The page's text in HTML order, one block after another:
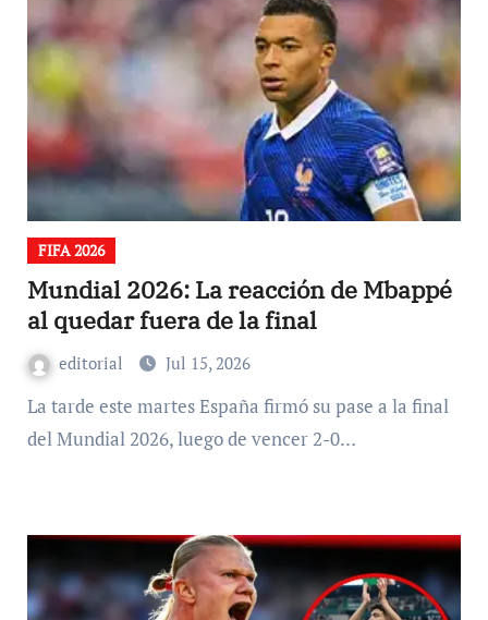
FIFA 2026
Mundial 2026: La reacción de Mbappé
al quedar fuera de la final
editorial Jul 15, 2026
La tarde este martes España firmó su pase a la final
del Mundial 2026, luego de vencer 2-0…